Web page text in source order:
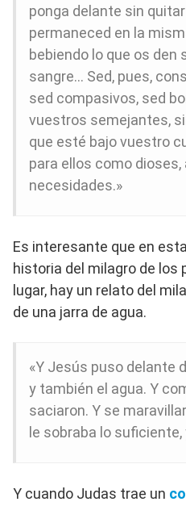
ponga delante sin
permaneced en la
bebiendo lo que os den
sangre… Sed, pues,
sed compasivos, sed
vuestros semejantes,
que esté bajo vuestro
para ellos como
necesidades.»
Es interesante que en
historia del milagro de los
lugar, hay un relato del
de una jarra de agua.
«Y Jesús puso delante
y también el agua. Y
saciaron. Y se
le sobraba lo
Y cuando Judas trae un